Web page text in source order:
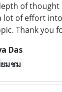
of
lot of effort
Thank you
Das
ยมชม